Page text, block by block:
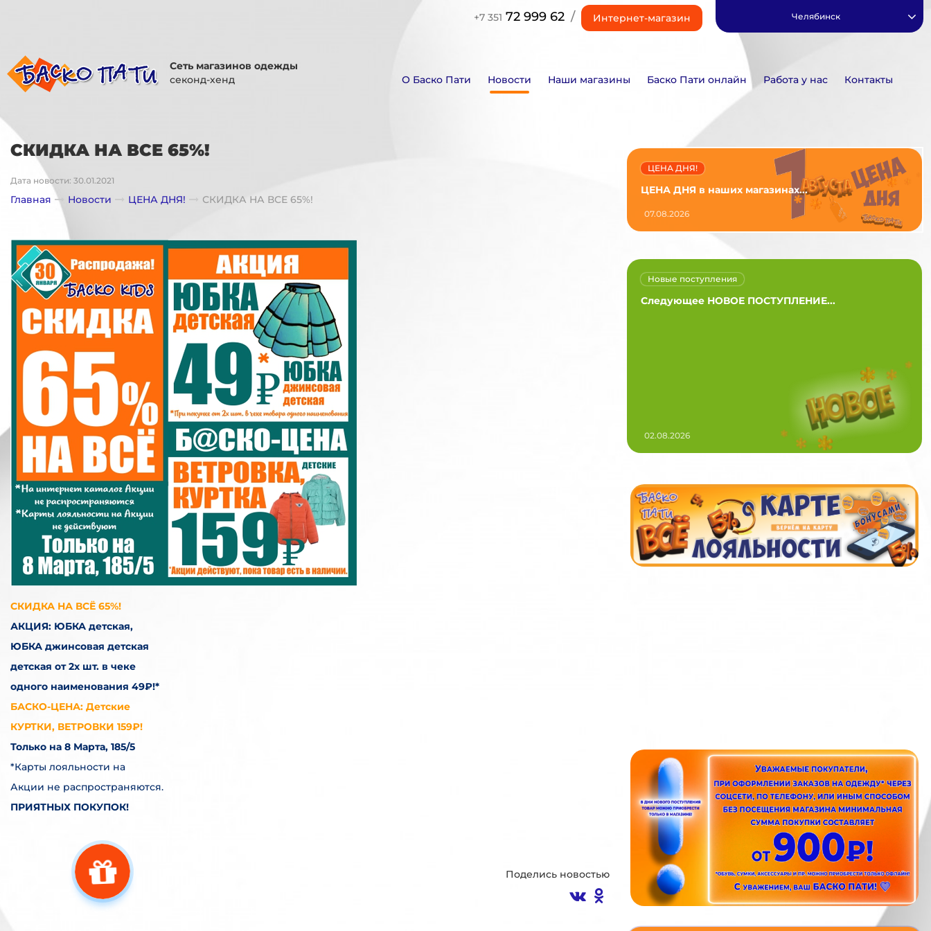
+7 351 72 999 62 / Интернет-магазин Челябинск
Сеть магазинов одежды
секонд-хенд
О Баско Пати Новости Наши магазины Баско Пати онлайн Работа у нас Контакты
СКИДКА НА ВСЕ 65%!
Дата новости: 30.01.2021
Главная Новости ЦЕНА ДНЯ! СКИДКА НА ВСЕ 65%!
СКИДКА НА ВСЁ 65%!
АКЦИЯ: ЮБКА детская,
ЮБКА джинсовая детская
детская от 2х шт. в чеке
одного наименования 49₽!*
БАСКО-ЦЕНА: Детские
КУРТКИ, ВЕТРОВКИ 159₽!
Только на 8 Марта, 185/5
*Карты лояльности на
Акции не распространяются.
ПРИЯТНЫХ ПОКУПОК!
Поделись новостью
ЦЕНА ДНЯ в наших магазинах...
ЦЕНА ДНЯ!
07.08.2026
Следующее НОВОЕ ПОСТУПЛЕНИЕ...
Новые поступления
02.08.2026